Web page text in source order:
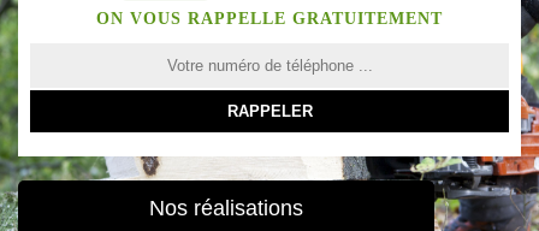
ON VOUS RAPPELLE GRATUITEMENT
Nos réalisations